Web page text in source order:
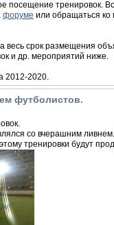
посещение тренировок.
форуме или обращаться ко
весь срок размещения
и др. мероприятий ниже.
2012-2020.
футболистов.
со вчерашним
тренировки будут